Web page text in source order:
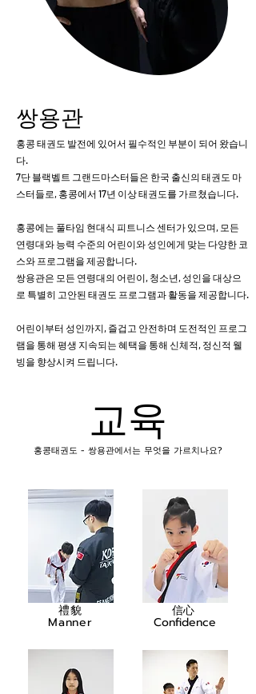
쌍용관
홍콩 태권도 발전에 있어서 필수적인 부분이 되어 왔습니
다.
7단 블랙벨트 그랜드마스터들은 한국 출신의 태권도 마
스터들로, 홍콩에서 17년 이상 태권도를 가르쳤습니다.
홍콩에는 풀타임 현대식 피트니스 센터가 있으며, 모든
연령대와 능력 수준의 어린이와 성인에게 맞는 다양한 코
스와 프로그램을 제공합니다.
쌍용관은 모든 연령대의 어린이, 청소년, 성인을 대상으
로 특별히 고안된 태권도 프로그램과 활동을 제공합니다.
어린이부터 성인까지, 즐겁고 안전하며 도전적인 프로그
램을 통해 평생 지속되는 혜택을 통해 신체적, 정신적 웰
빙을 향상시켜 드립니다.
교육
홍콩태권도 - 쌍용관에서는 무엇을 가르치나요?
禮貌
Manner
信心
Confidence